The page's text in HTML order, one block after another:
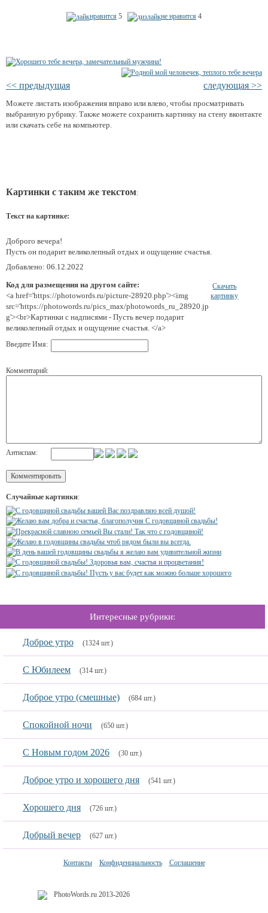
нравится 5 не нравится 4
<< предыдущая следующая >>
Можете листать изображения вправо или влево, чтобы просматривать
выбранную рубрику. Также можете сохранить картинку на стену вконтакте
или скачать себе на компьютер.
Картинки с таким же текстом:
Текст на картинке:
Доброго вечера!
Пусть он подарит великолепный отдых и ощущение счастья.
Добавлено: 06.12.2022
Код для размещения на другом сайте:
<a href='https://photowords.ru/picture-28920.php'><img
src='https://photowords.ru/pics_max/photowords_ru_28920.jp
g'><br>Картинки с надписями - Пусть вечер подарит
великолепный отдых и ощущение счастья. </a>
Скачать
картинку
Введите Имя:
Комментарий:
Антиспам:
Случайные картинки:
Интересные рубрики:
Доброе утро (1324 шт.)
С Юбилеем (314 шт.)
Доброе утро (смешные) (684 шт.)
Спокойной ночи (650 шт.)
С Новым годом 2026 (30 шт.)
Доброе утро и хорошего дня (541 шт.)
Хорошего дня (726 шт.)
Добрый вечер (627 шт.)
Контакты Конфиденциальность Соглашение
PhotoWords.ru 2013-2026